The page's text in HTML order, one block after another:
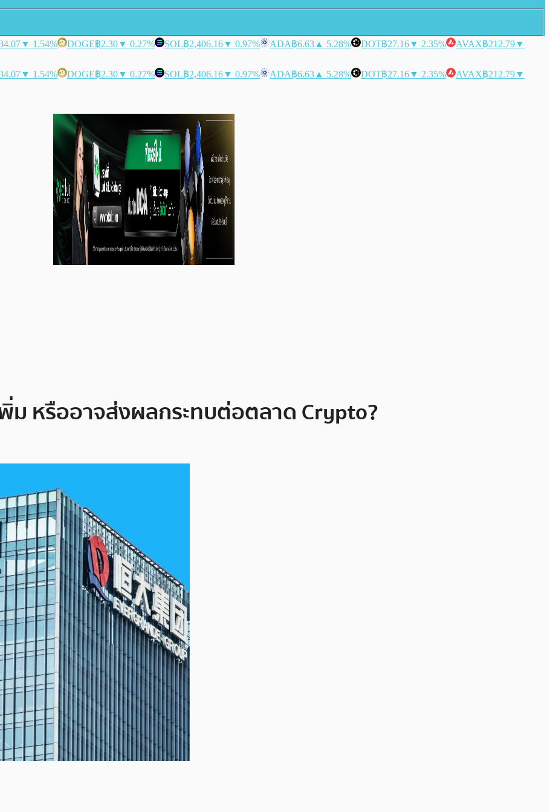
▼ 1.54% DOGE฿2.30▼ 0.27% SOL฿2,406.16▼ 0.97% ADA฿6.63 ▲ 5.28% DOT฿27.16▼ 2.35% AVAX฿212.79▼
▼ 1.54% DOGE฿2.30▼ 0.27% SOL฿2,406.16▼ 0.97% ADA฿6.63 ▲ 5.28% DOT฿27.16▼ 2.35% AVAX฿212.79▼
ม หรืออาจส่งผลกระทบต่อตลาด Crypto?